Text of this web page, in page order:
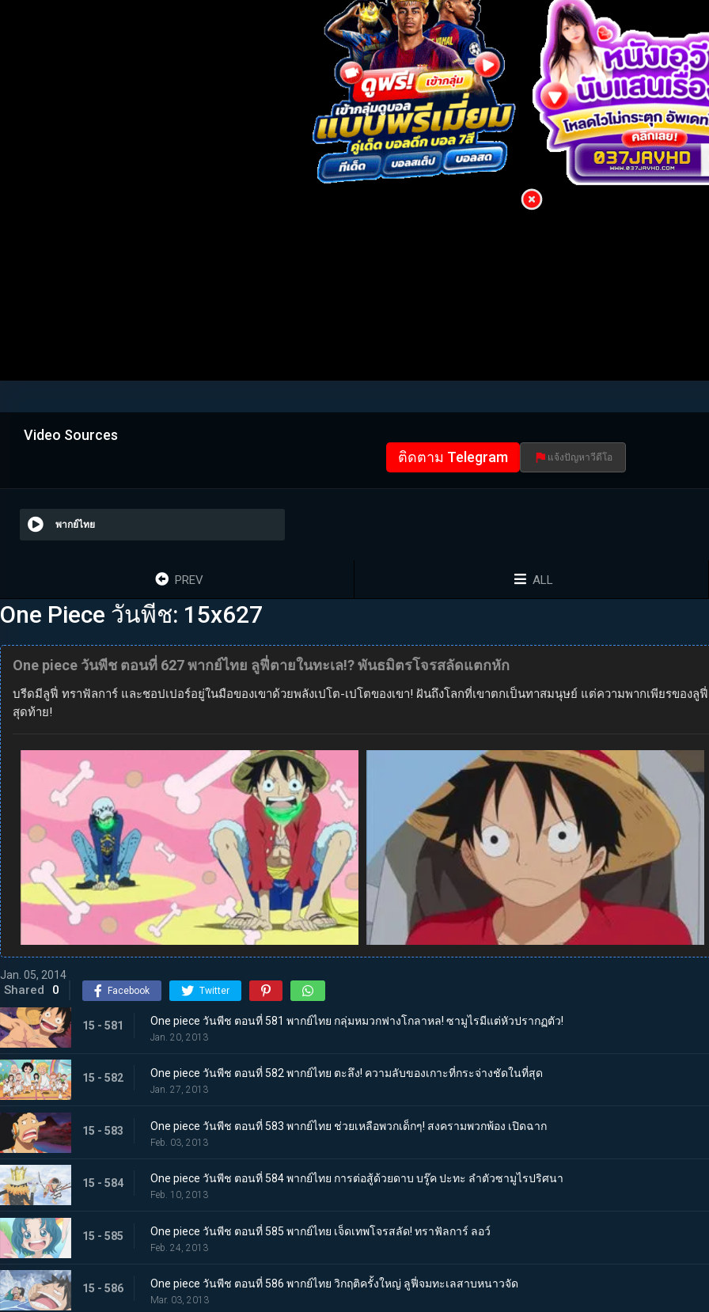
Video Sources
ติดตาม Telegram แจ้งปัญหาวีดีโอ
พากย์ไทย
PREV ALL
One Piece วันพีช: 15x627
One piece วันพีช ตอนที่ 627 พากย์ไทย ลูฟี่ตายในทะเล!? พันธมิตรโจรสลัดแตกหัก
บรีดมีลูฟี่ ทราฟัลการ์ และชอปเปอร์อยู่ในมือของเขาด้วยพลังเปโต-เปโตของเขา! ฝันถึงโลกที่เขาตกเป็นทาสมนุษย์ แต่ความพากเพียรของลู
สุดท้าย!
Jan. 05, 2014
Shared 0 Facebook Twitter
15 - 581 One piece วันพีช ตอนที่ 581 พากย์ไทย กลุ่มหมวกฟางโกลาหล! ซามูไรมีแต่หัวปรากฏตัว!
Jan. 20, 2013
15 - 582 One piece วันพีช ตอนที่ 582 พากย์ไทย ตะลึง! ความลับของเกาะที่กระจ่างชัดในที่สุด
Jan. 27, 2013
15 - 583 One piece วันพีช ตอนที่ 583 พากย์ไทย ช่วยเหลือพวกเด็กๆ! สงครามพวกพ้อง เปิดฉาก
Feb. 03, 2013
15 - 584 One piece วันพีช ตอนที่ 584 พากย์ไทย การต่อสู้ด้วยดาบ บรู๊ค ปะทะ ลำตัวซามูไรปริศนา
Feb. 10, 2013
15 - 585 One piece วันพีช ตอนที่ 585 พากย์ไทย เจ็ดเทพโจรสลัด! ทราฟัลการ์ ลอว์
Feb. 24, 2013
15 - 586 One piece วันพีช ตอนที่ 586 พากย์ไทย วิกฤติครั้งใหญ่ ลูฟี่จมทะเลสาบหนาวจัด
Mar. 03, 2013